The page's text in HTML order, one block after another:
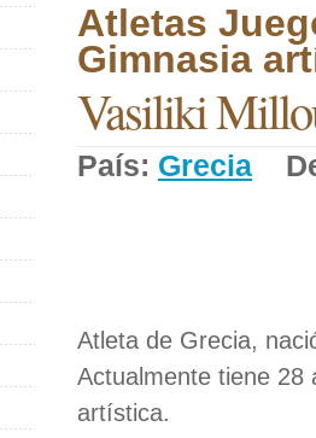
Atletas
Gimnasia
Vasiliki
País: Grecia
Atleta de Grecia,
Actualmente tiene 28
artística.